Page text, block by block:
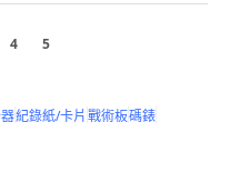
4 5
紀錄紙/卡片戰術板碼錶